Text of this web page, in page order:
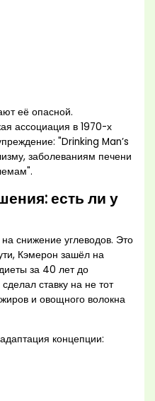
её опасной.
ассоциация в 1970-х
"Drinking Man’s
заболеваниям печени
есть ли у
снижение углеводов. Это
Кэмерон зашёл на
за 40 лет до
ставку на не тот
и овощного волокна
концепции: